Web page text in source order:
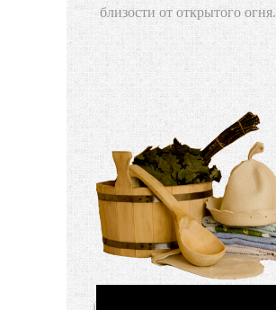
близости от открытого огня.